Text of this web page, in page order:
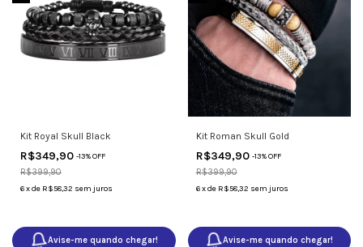
Kit Royal Skull Black
R$349,90 -13% OFF
R$399,90
6xde R$58,32 sem juros
Avise-me quando chegar!
Kit Roman Skull Gold
R$349,90 -13% OFF
R$399,90
6 xde R$58,32 sem juros
Avise-me quando chegar!